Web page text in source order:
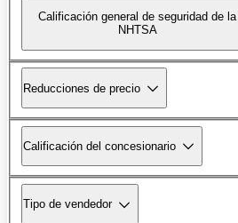
Calificación general de seguridad de la
NHTSA
Reducciones de precio
Calificación del concesionario
Tipo de vendedor